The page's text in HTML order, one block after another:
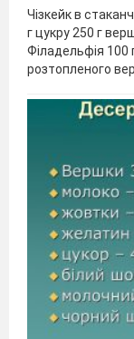
Чізкейк в
г цукру 250 г
Філадельфія 100
розтопленого